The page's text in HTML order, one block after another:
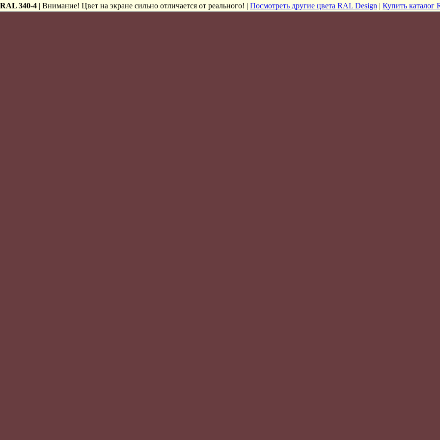
RAL 340-4 | Внимание! Цвет на экране сильно отличается от реального! | Посмотреть другие цвета RAL Design | Купить каталог